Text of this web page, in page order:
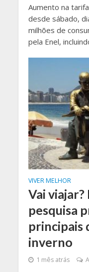
Aumento na
desde sábado,
milhões de
pela Enel,
VIVER MELHOR
Vai viajar?
pesquisa
principais
inverno
1 mês atrás